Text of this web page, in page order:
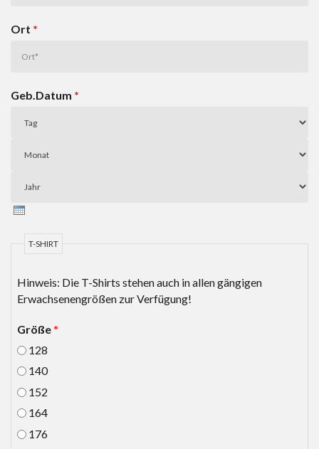
Ort *
Geb.Datum *
T-SHIRT
Hinweis: Die T-Shirts stehen auch in allen gängigen
Erwachsenengrößen zur Verfügung!
Größe *
128
140
152
164
176